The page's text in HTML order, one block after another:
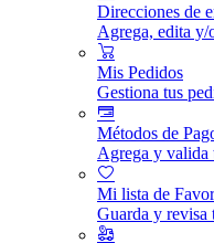
Direcciones de
Agrega, edita y/
Mis Pedidos
Gestiona tus
Métodos de
Agrega y valida
Mi lista de
Guarda y revisa